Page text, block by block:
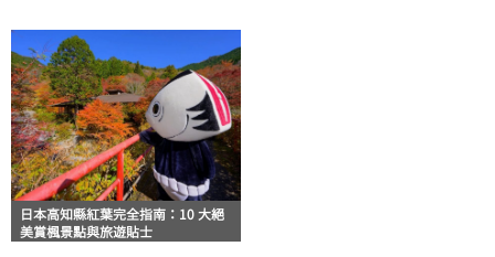
日本高知縣紅葉完全指南：10 大絕
美賞楓景點與旅遊貼士